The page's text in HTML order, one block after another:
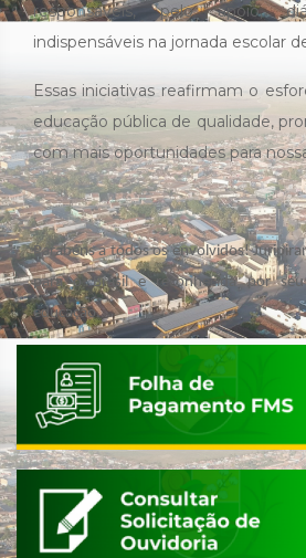
responsáveis, pelo apoio,
indispensáveis na jornada escolar
Essas iniciativas reafirmam o
educação pública de qualidade,
com mais oportunidades para
Parabéns a todos os envolvidos!
para o Brasil e reconhecida por
educação.